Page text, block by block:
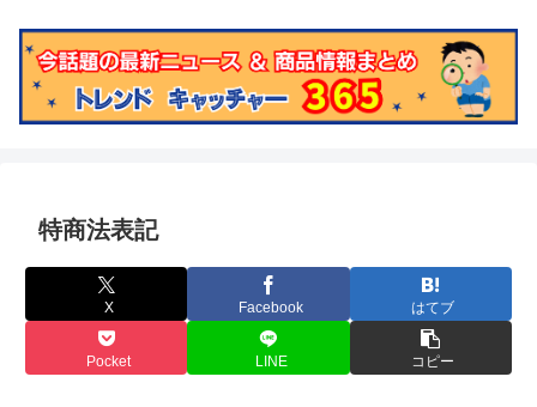
特商法表記
X Facebook はてブ
Pocket LINE コピー